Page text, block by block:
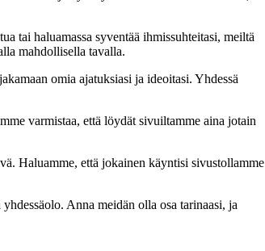
tai haluamassa syventää ihmissuhteitasi, meiltä
mahdollisella tavalla.
omia ajatuksiasi ja ideoitasi. Yhdessä
varmistaa, että löydät sivuiltamme aina jotain
Haluamme, että jokainen käyntisi sivustollamme
Anna meidän olla osa tarinaasi, ja